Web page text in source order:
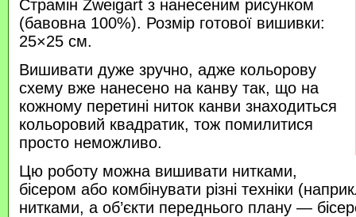
Страмін Zweigart з нанесеним рисунком
(бавовна 100%). Розмір готової вишивки:
25×25 см.
Вишивати дуже зручно, адже кольорову
схему вже нанесено на канву так, що на
кожному перетині ниток канви знаходиться
кольоровий квадратик, тож помилитися
просто неможливо.
Цю роботу можна вишивати нитками,
бісером або комбінувати різні техніки
нитками, а об’єкти переднього плану —